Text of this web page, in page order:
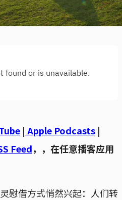
| Apple Podcasts |
Feed，，在任意播客应用
慰借方式悄然兴起：人们转